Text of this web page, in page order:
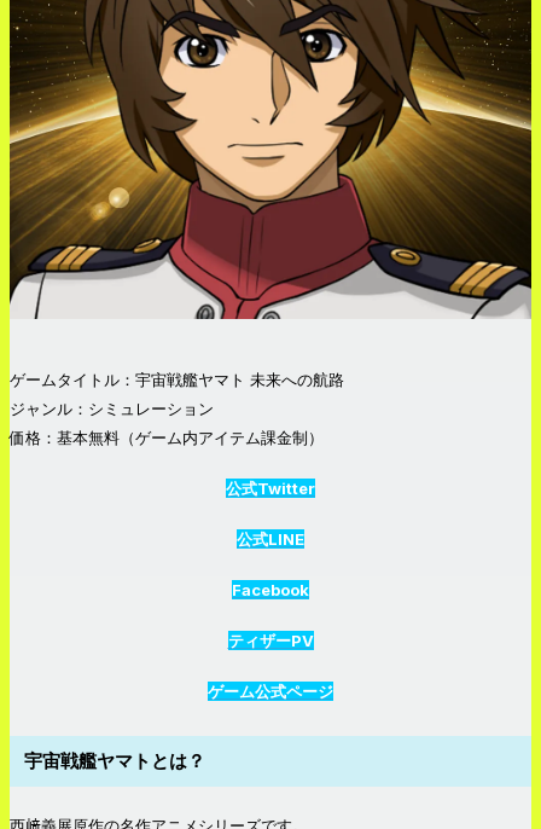
ゲームタイトル：宇宙戦艦ヤマト 未来への航路
ジャンル：シミュレーション
価格：基本無料（ゲーム内アイテム課金制）
公式Twitter
公式LINE
Facebook
ティザーPV
ゲーム公式ページ
宇宙戦艦ヤマトとは？